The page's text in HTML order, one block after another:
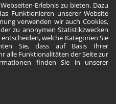
Erlebnis zu bieten. Dazu
Funktionieren unserer Website
verwenden wir auch Cookies,
zu anonymen Statistikzwecken
welche Kategorien Sie
Sie, dass auf Basis Ihrer
alle Funktionalitäten der Seite zur
finden Sie in unserer